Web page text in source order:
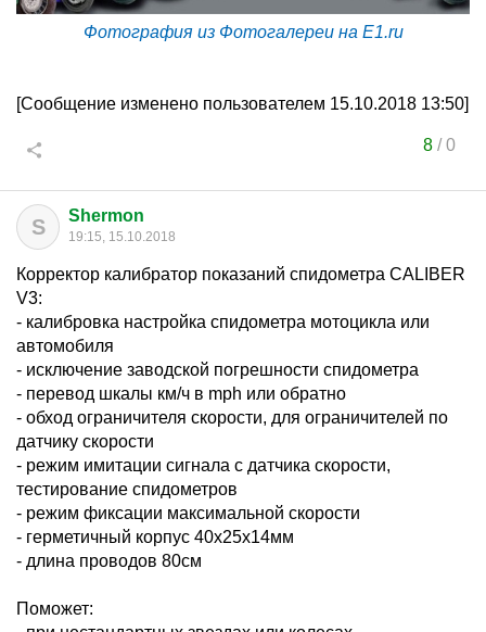
Фотография из Фотогалереи на E1.ru
[Сообщение изменено пользователем 15.10.2018 13:50]
8/0
S Shermon
19:15, 15.10.2018
Корректор калибратор показаний спидометра CALIBER
V3:
- калибровка настройка спидометра мотоцикла или
автомобиля
- исключение заводской погрешности спидометра
- перевод шкалы км/ч в mph или обратно
- обход ограничителя скорости, для ограничителей по
датчику скорости
- режим имитации сигнала с датчика скорости,
тестирование спидометров
- режим фиксации максимальной скорости
- герметичный корпус 40х25х14мм
- длина проводов 80cм
Поможет: